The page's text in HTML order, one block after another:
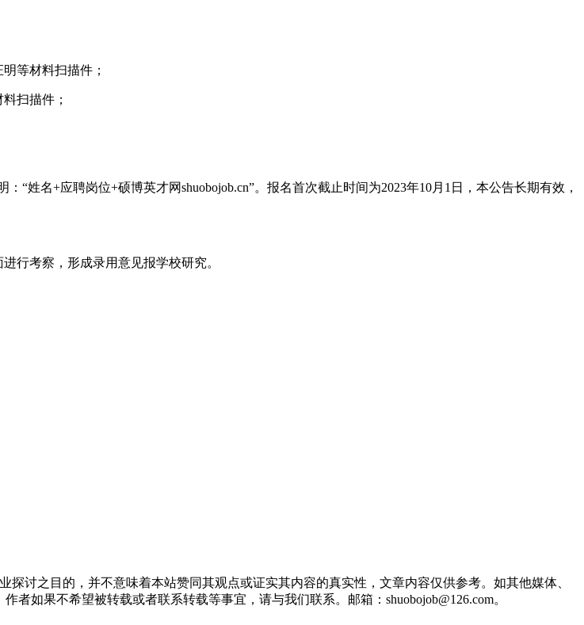
等材料扫描件；
扫描件；
“姓名+应聘岗位+硕博英才网shuobojob.cn”。报名首次截止时间为2023年10月1日，本公告长期有效，
行考察，形成录用意见报学校研究。
讨之目的，并不意味着本站赞同其观点或证实其内容的真实性，文章内容仅供参考。如其他媒体、
如果不希望被转载或者联系转载等事宜，请与我们联系。邮箱：shuobojob@126.com。